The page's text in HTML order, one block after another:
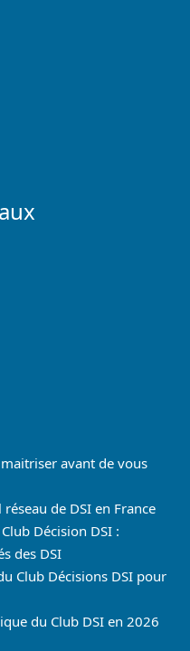
avant de vous
de DSI en France
Décision DSI :
des DSI
Club Décisions DSI pour
du Club DSI en 2026